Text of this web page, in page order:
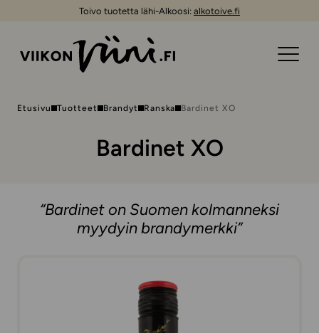
Toivo tuotetta lähi-Alkoosi: alkotoive.fi
Etusivu Tuotteet Brandyt Ranska Bardinet XO
Bardinet XO
“Bardinet on Suomen kolmanneksi
myydyin brandymerkki”